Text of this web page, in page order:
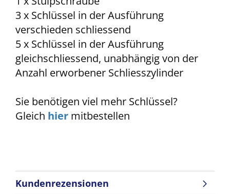
3 x Schlüssel in der Ausführung
verschieden schliessend
5 x Schlüssel in der Ausführung
gleichschliessend, unabhängig von der
Anzahl erworbener Schliesszylinder
Sie benötigen viel mehr Schlüssel?
Gleich hier mitbestellen
Kundenrezensionen